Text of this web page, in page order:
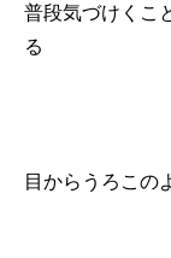
普段気づけくこ
る
目からうろこの